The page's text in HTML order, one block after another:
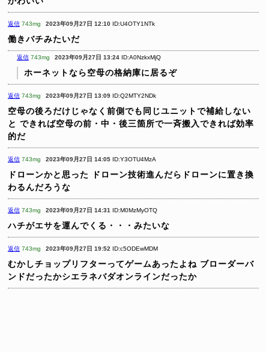
返信 743mg 2023年09月27日 12:10 ID:U4OTY1NTk
働きバチみたいだ
返信 743mg 2023年09月27日 13:24 ID:A0NzkxMjQ
ホーネットなら空母の格納庫に居るぞ
返信 743mg 2023年09月27日 13:09 ID:Q2MTY2NDk
空母の後ろだけじゃなく前側でも同じユニットで補給しない
と できれば空母の前・中・後三箇所で一斉搬入できれば効率
的だ
返信 743mg 2023年09月27日 14:05 ID:Y3OTU4MzA
ドローンかと思った
ドローン技術進んだらドローンに置き換
わるんだろうな
返信 743mg 2023年09月27日 14:31 ID:M0MzMyOTQ
ハチがエサを運んでくる・・・みたいな
返信 743mg 2023年09月27日 19:52 ID:c5ODEwMDM
むかしチョップリフターってゲームあったよね ブローダーバ
ンドだったかシエラネバダオンラインだったか